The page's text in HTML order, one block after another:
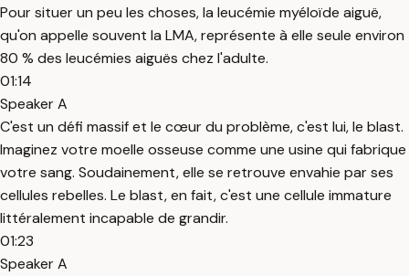
Pour situer un peu les choses, la leucémie myéloïde aiguë,
qu'on appelle souvent la LMA, représente à elle seule environ
80 % des leucémies aiguës chez l'adulte.
01:14
Speaker A
C'est un défi massif et le cœur du problème, c'est lui, le blast.
Imaginez votre moelle osseuse comme une usine qui fabrique
votre sang. Soudainement, elle se retrouve envahie par ses
cellules rebelles. Le blast, en fait, c'est une cellule immature
littéralement incapable de grandir.
01:23
Speaker A